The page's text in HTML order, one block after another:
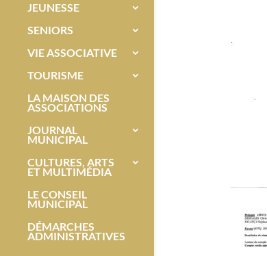
JEUNESSE
SENIORS
VIE ASSOCIATIVE
TOURISME
LA MAISON DES
ASSOCIATIONS
JOURNAL
MUNICIPAL
CULTURES, ARTS
ET MULTIMÉDIA
LE CONSEIL
MUNICIPAL
DÉMARCHES
ADMINISTRATIVES